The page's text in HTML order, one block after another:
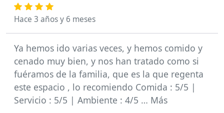
Hace 3 años y 6 meses
Ya hemos ido varias veces, y hemos comido y
cenado muy bien, y nos han tratado como si
fuéramos de la familia, que es la que regenta
este espacio , lo recomiendo Comida : 5/5 |
Servicio : 5/5 | Ambiente : 4/5 … Más